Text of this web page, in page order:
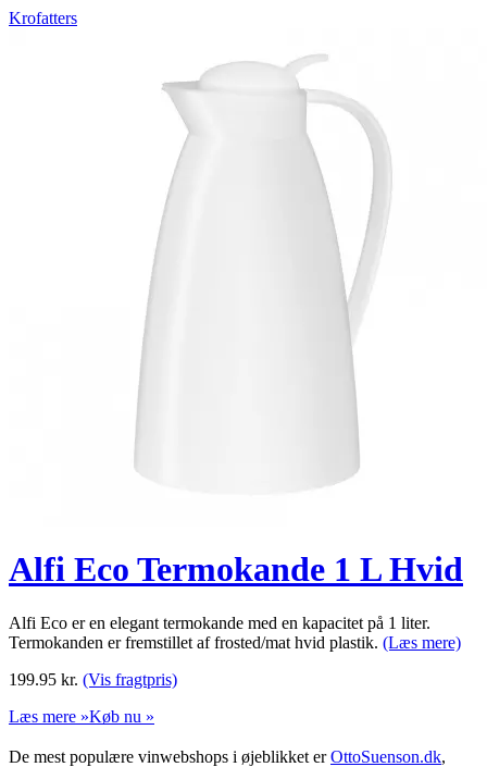
Krofatters
Alfi Eco Termokande 1 L Hvid
Alfi Eco er en elegant termokande med en kapacitet på 1 liter.
Termokanden er fremstillet af frosted/mat hvid plastik. (Læs mere)
199.95 kr. (Vis fragtpris)
Læs mere »Køb nu »
De mest populære vinwebshops i øjeblikket erOttoSuenson.dk,